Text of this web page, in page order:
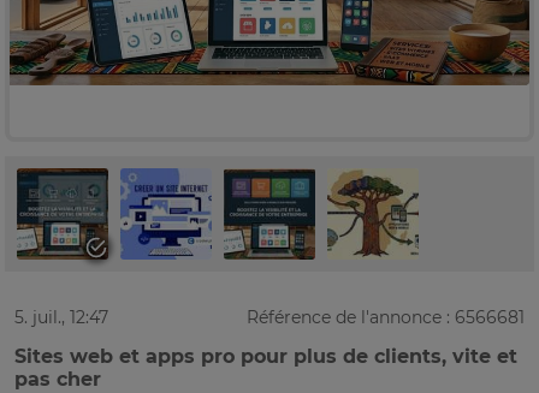
5. juil., 12:47 Référence de l'annonce : 6566681
Sites web et apps pro pour plus de clients, vite et
pas cher